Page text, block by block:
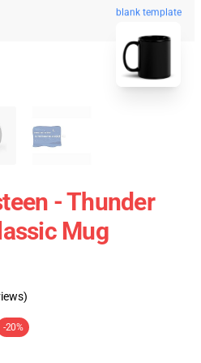
blank template
- Thunder
Mug
-20%